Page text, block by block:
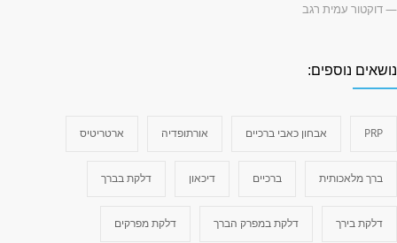
— דוקטור עמית רגב
נושאים נוספים:
PRP אבחון כאבי ברכיים אורתופדיה ארטריטיס
ברך מלאכותית ברכיים דיכאון דלקת בברך
דלקת בירך דלקת במפרק הברך דלקת מפרקים